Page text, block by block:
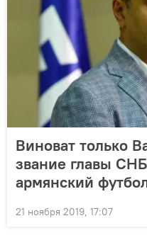
Виноват только
звание главы
армянский
21 ноября 2019, 17:07